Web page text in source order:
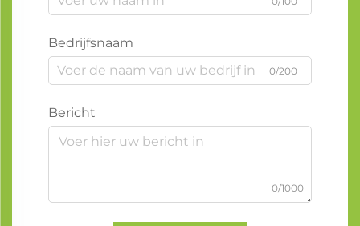
Bedrijfsnaam
0/200
Bericht
0/1000